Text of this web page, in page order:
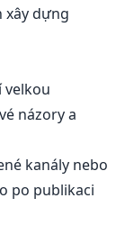
xây dựng
velkou
názory a
kanály nebo
po publikaci